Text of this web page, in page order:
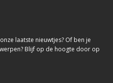
laatste nieuwtjes? Of ben je
Blijf op de hoogte door op